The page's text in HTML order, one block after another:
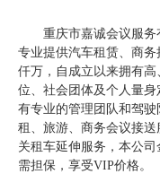
重庆市嘉诚会议服
专业提供汽车租赁、商
仟万，自成立以来拥有
位、社会团体及个人量
有专业的管理团队和驾
租、旅游、商务会议接
关租车延伸服务，本公
需担保，享受VIP价格。